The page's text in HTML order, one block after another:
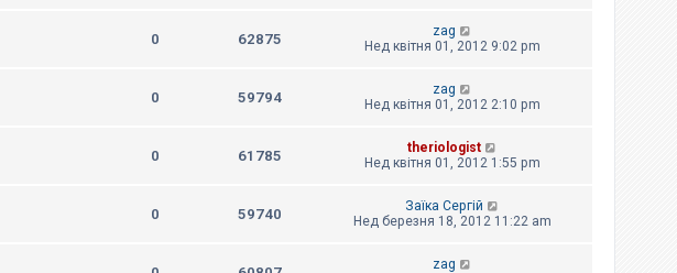
0 62875
zag
Нед квітня 01, 2012 9:02 pm
0 59794
zag
Нед квітня 01, 2012 2:10 pm
0 61785
theriologist
Нед квітня 01, 2012 1:55 pm
0 59740
Заїка Сергій
Нед березня 18, 2012 11:22 am
zag